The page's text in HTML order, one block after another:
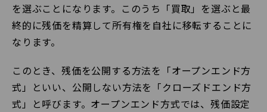
を選ぶことになります。このうち「買取」を選ぶと最
終的に残価を精算して所有権を自社に移転することに
なります。
このとき、残価を公開する方法を「オープンエンド方
式」といい、公開しない方法を「クローズドエンド方
式」と呼びます。オープンエンド方式では、残価設定